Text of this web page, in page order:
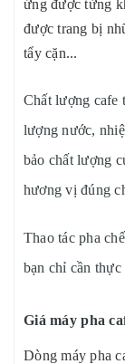
ứng được từng
được trang bị
tẩy cặn...
Chất lượng cafe
lượng nước,
bảo chất lượng
hương vị đúng
Thao tác pha
bạn chỉ cần
Giá máy pha
Dòng máy pha